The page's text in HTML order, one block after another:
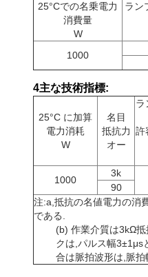
25°Cでの名乗電力
消費量
W
ラン
1000
4主な技術指標:
25°C に加算
電力消耗
W
名目
抵抗力
オー
ラ
許
1000
3k
90
注:a,抵抗の名値電力の消
である.
(b) 作業介質は3kΩ
クは,パルス幅3±1μs
合は脈拍波形は,脈